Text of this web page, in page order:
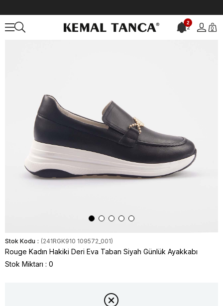
2
2 0
Stok Kodu (241RGK910 109572_001)
Rouge Kadın Hakiki Deri Eva Taban Siyah Günlük Ayakkabı
Stok Miktarı : 0